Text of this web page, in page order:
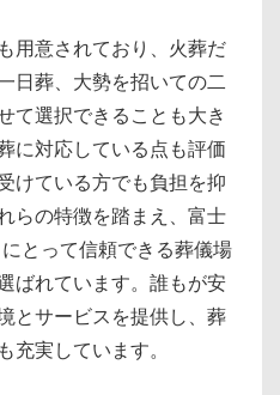
用意されており、火葬だ
日葬、大勢を招いての二
て選択できることも大き
に対応している点も評価
けている方でも負担を抑
らの特徴を踏まえ、富士
とって信頼できる葬儀場
ばれています。誰もが安
とサービスを提供し、葬
充実しています。